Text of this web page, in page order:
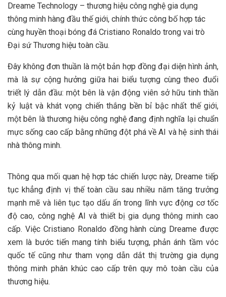
Dreame Technology – thương hiệu công nghệ gia dụng
thông minh hàng đầu thế giới, chính thức công bố hợp tác
cùng huyền thoại bóng đá Cristiano Ronaldo trong vai trò
Đại sứ Thương hiệu toàn cầu.
Đây không đơn thuần là một bản hợp đồng đại diện hình ảnh,
mà là sự cộng hưởng giữa hai biểu tượng cùng theo đuổi
triết lý dẫn đầu: một bên là vận động viên sở hữu tinh thần
kỷ luật và khát vọng chiến thắng bền bỉ bậc nhất thế giới,
một bên là thương hiệu công nghệ đang định nghĩa lại chuẩn
mực sống cao cấp bằng những đột phá về AI và hệ sinh thái
nhà thông minh.
Thông qua mối quan hệ hợp tác chiến lược này, Dreame tiếp
tục khẳng định vị thế toàn cầu sau nhiều năm tăng trưởng
mạnh mẽ và liên tục tạo dấu ấn trong lĩnh vực động cơ tốc
độ cao, công nghệ AI và thiết bị gia dụng thông minh cao
cấp. Việc Cristiano Ronaldo đồng hành cùng Dreame được
xem là bước tiến mang tính biểu tượng, phản ánh tầm vóc
quốc tế cũng như tham vọng dẫn dắt thị trường gia dụng
thông minh phân khúc cao cấp trên quy mô toàn cầu của
thương hiệu.